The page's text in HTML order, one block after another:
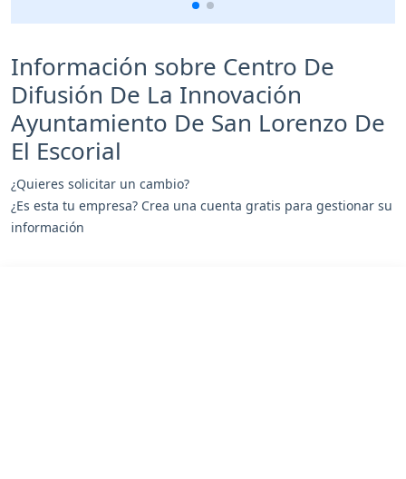
Información sobre Centro De
Difusión De La Innovación
Ayuntamiento De San Lorenzo De
El Escorial
¿Quieres solicitar un cambio?
¿Es esta tu empresa? Crea una cuenta gratis para gestionar su
información